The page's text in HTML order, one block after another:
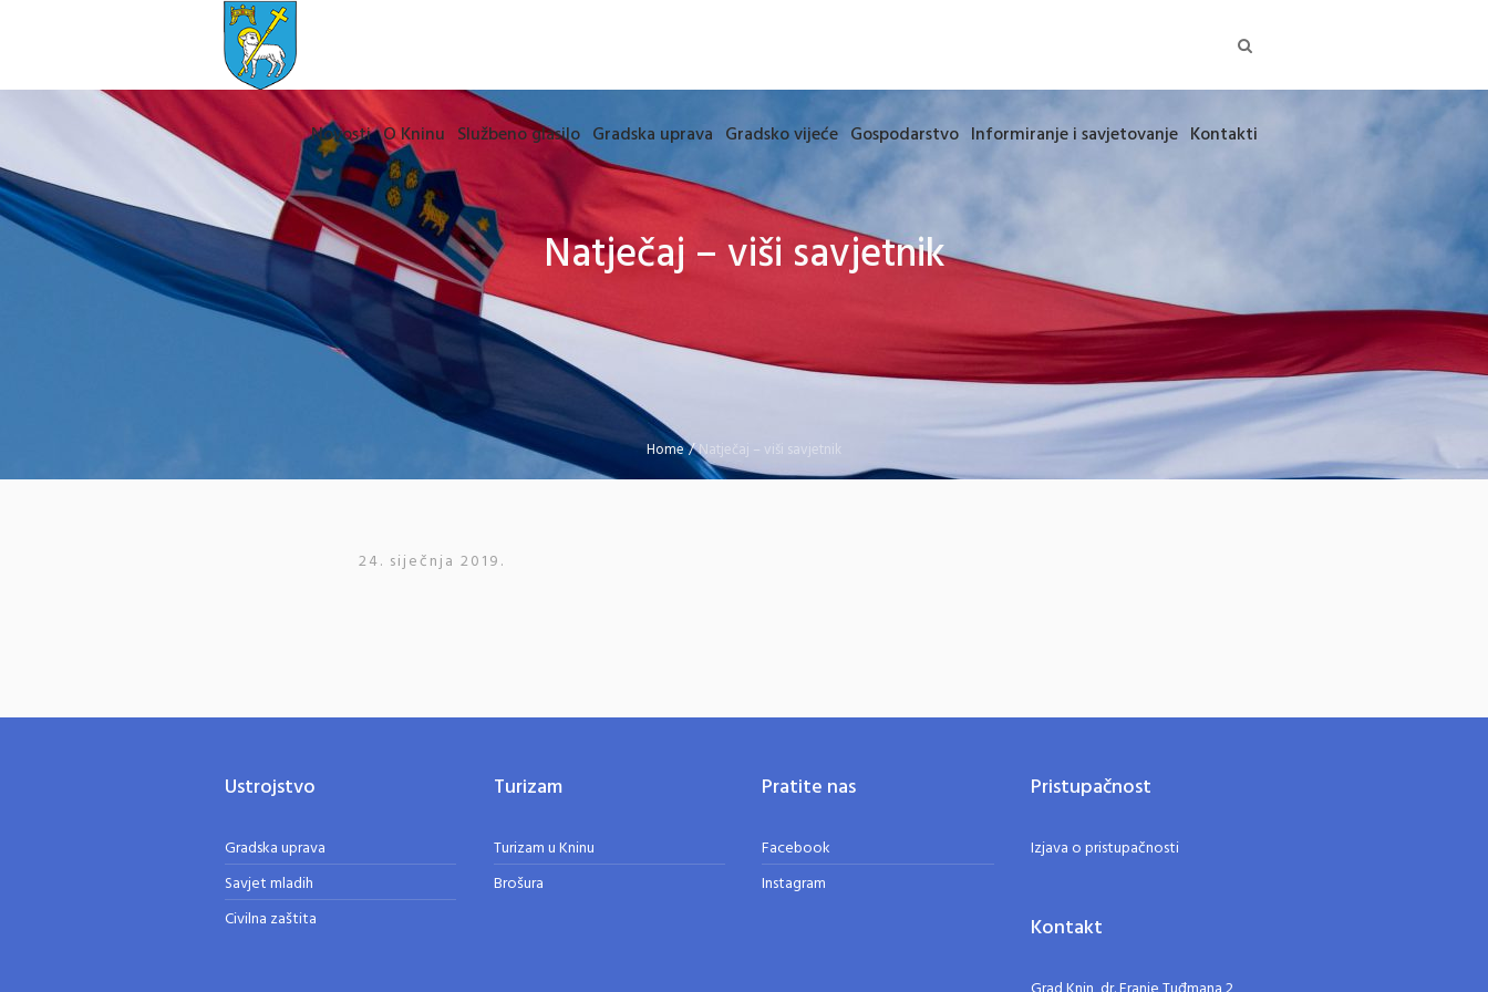
Novosti O Kninu Službeno glasilo Gradska uprava Gradsko vijeće Gospodarstvo Informiranje i savjetovanje Kontakti
Natječaj – viši savjetnik
Home/Natječaj – viši savjetnik
24. siječnja 2019.
Ustrojstvo
Gradska uprava
Savjet mladih
Civilna zaštita
Turizam
Turizam u Kninu
Brošura
Pratite nas
Facebook
Instagram
Pristupačnost
Izjava o pristupačnosti
Kontakt